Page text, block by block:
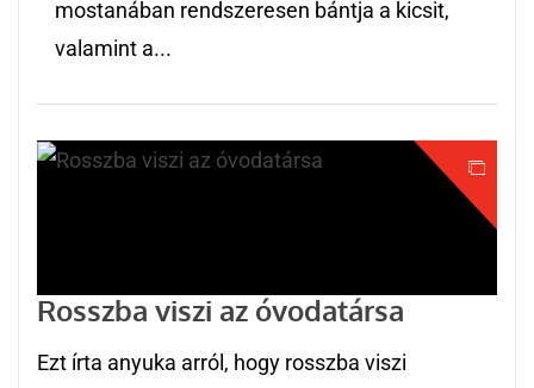
mostanában rendszeresen bántja a kicsit,
valamint a...
Rosszba viszi az óvodatársa
Ezt írta anyuka arról, hogy rosszba viszi